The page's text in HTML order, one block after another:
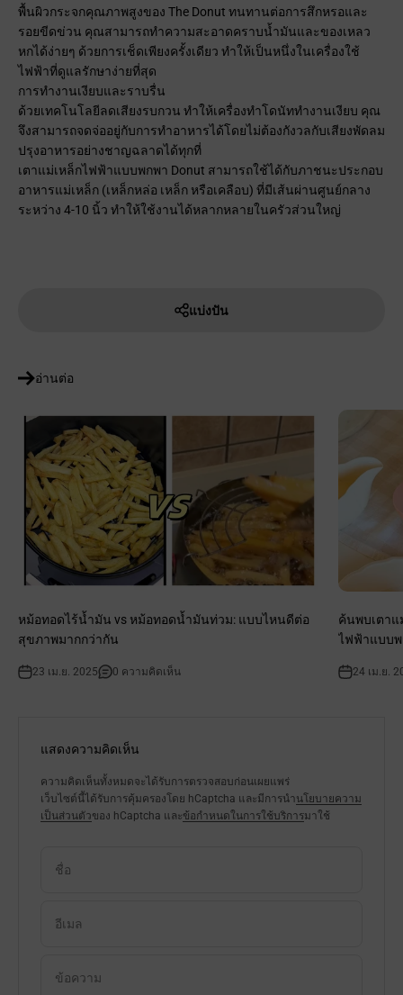
พื้นผิวกระจกคุณภาพสูงของ The Donut ทนทานต่อการสึกหรอและ
รอยขีดข่วน คุณสามารถทำความสะอาดคราบน้ำมันและของเหลว
หกได้ง่ายๆ ด้วยการเช็ดเพียงครั้งเดียว ทำให้เป็นหนึ่งในเครื่องใช้
ไฟฟ้าที่ดูแลรักษาง่ายที่สุด
การทำงานเงียบและราบรื่น
ด้วยเทคโนโลยีลดเสียงรบกวน ทำให้เครื่องทำโดนัททำงานเงียบ คุณ
จึงสามารถจดจ่ออยู่กับการทำอาหารได้โดยไม่ต้องกังวลกับเสียงพัดลม
ปรุงอาหารอย่างชาญฉลาดได้ทุกที่
เตาแม่เหล็กไฟฟ้าแบบพกพา Donut สามารถใช้ได้กับภาชนะประกอบ
อาหารแม่เหล็ก (เหล็กหล่อ เหล็ก หรือเคลือบ) ที่มีเส้นผ่านศูนย์กลาง
ระหว่าง 4-10 นิ้ว ทำให้ใช้งานได้หลากหลายในครัวส่วนใหญ่
แบ่งปัน
อ่านต่อ
หม้อทอดไร้น้ำมัน vs หม้อทอดน้ำมันท่วม: แบบไหนดีต่อ
สุขภาพมากกว่ากัน
23 เม.ย. 2025 0 ความคิดเห็น
ค้นพบเตาแ
ไฟฟ้าแบบพ
24 เม.ย.
แสดงความคิดเห็น
ความคิดเห็นทั้งหมดจะได้รับการตรวจสอบก่อนเผยแพร่
เว็บไซต์นี้ได้รับการคุ้มครองโดย hCaptcha และมีการนำนโยบายความ
เป็นส่วนตัวของ hCaptcha และข้อกำหนดในการใช้บริการมาใช้
ชื่อ
อีเมล
ข้อความ